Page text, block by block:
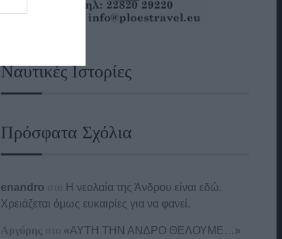
Ναυτικές Ιστορίες
Πρόσφατα Σχόλια
enandro στο Η νεολαία της Άνδρου είναι εδώ.
Χρειάζεται όμως ευκαιρίες για να φανεί.
Αργύρης στο «ΑΥΤΗ ΤΗΝ ΑΝΔΡΟ ΘΕΛΟΥΜΕ…»